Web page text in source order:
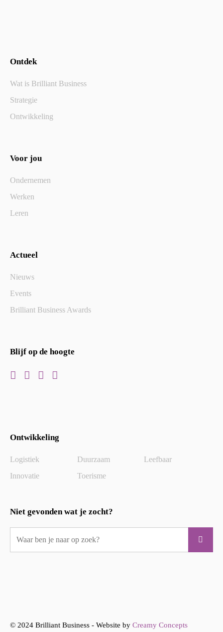
Ontdek
Wat is Brilliant Business
Strategie
Ontwikkeling
Voor jou
Ondernemen
Werken
Leren
Actueel
Nieuws
Events
Brilliant Business Awards
Blijf op de hoogte
Ontwikkeling
Logistiek Duurzaam
Leefbaar
Innovatie
Toerisme
Niet gevonden wat je zocht?
© 2024 Brilliant Business - Website by Creamy Concepts